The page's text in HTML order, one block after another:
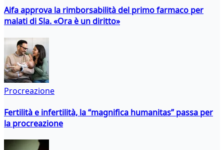
Aifa approva la rimborsabilità del primo farmaco per
malati di Sla. «Ora è un diritto»
Procreazione
Fertilità e infertilità, la “magnifica humanitas” passa per
la procreazione